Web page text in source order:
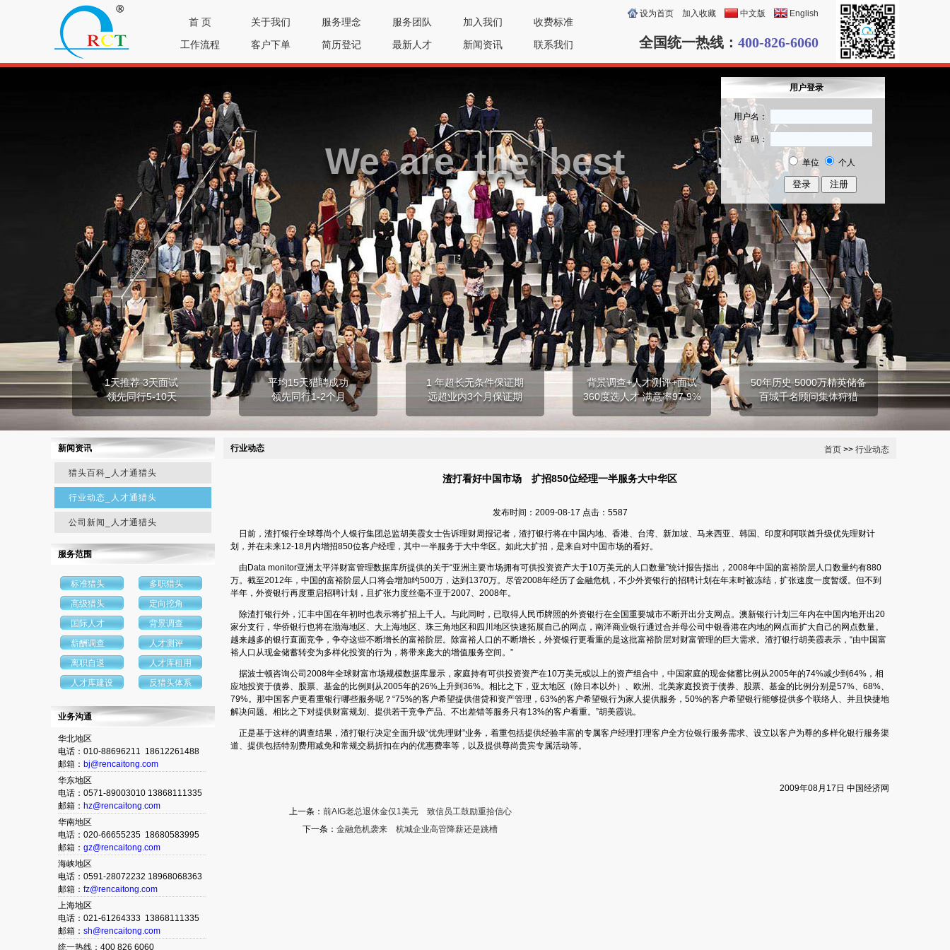
首 页 关于我们 服务理念 服务团队 加入我们
收费标准
工作流程
客户下单 简历登记 最新人才 新闻资讯 联系我们
设为首页 加入收藏 中文版 English
全国统一热线： 400-826-6060
We are the best
用户登录
用户名：
密 码：
单位 个人
1天推荐 3天面试
领先同行5-10天
平均15天猎聘成功
领先同行1-2个月
1 年超长无条件保证期
远超业内3个月保证期
背景调查+人才测评+面试
360度选人才 满意率97.9%
50年历史 5000万精英储备
百城千名顾问集体狩猎
新闻资讯
猎头百科_人才通猎头
行业动态_人才通猎头
公司新闻_人才通猎头
服务范围
标准猎头
多职猎头
高级猎头
定向挖角
国际人才
背景调查
薪酬调查
人才测评
离职自退
人才库租用
人才库建设
反猎头体系
业务沟通
华北地区
电话：010-88696211 18612261488
邮箱： bj@rencaitong.com
华东地区
电话：0571-89003010 13868111335
邮箱： hz@rencaitong.com
华南地区
电话：020-66655235 18680583995
邮箱： gz@rencaitong.com
海峡地区
电话：0591-28072232 18968068363
邮箱： fz@rencaitong.com
上海地区
电话：021-61264333 13868111335
邮箱： sh@rencaitong.com
统一热线：400 826 6060
首页 >> 行业动态
行业动态
渣打看好中国市场 扩招850位经理一半服务大中华区
发布时间：2009-08-17 点击：5587
日前，渣打银行全球尊尚个人银行集团总监胡美霞女士告诉理财周报记者，渣打银行将在中国内地、香港、台湾、新加坡、马来西亚、韩国、印度和阿联酋升级优先理财计
划，并在未来12-18月内增招850位客户经理，其中一半服务于大中华区。如此大扩招，是来自对中国市场的看好。
由Data monitor亚洲太平洋财富管理数据库所提供的关于“亚洲主要市场拥有可供投资资产大于10万美元的人口数量”统计报告指出，2008年中国的富裕阶层人口数量约有880
万。截至2012年，中国的富裕阶层人口将会增加约500万，达到1370万。尽管2008年经历了金融危机，不少外资银行的招聘计划在年末时被冻结，扩张速度一度暂缓。但不到
半年，外资银行再度重启招聘计划，且扩张力度丝毫不亚于2007、2008年。
除渣打银行外，汇丰中国在年初时也表示将扩招上千人。与此同时，已取得人民币牌照的外资银行在全国重要城市不断开出分支网点。澳新银行计划三年内在中国内地开出20
家分支行，华侨银行也将在渤海地区、大上海地区、珠三角地区和四川地区快速拓展自己的网点，南洋商业银行通过合并母公司中银香港在内地的网点而扩大自己的网点数量。
越来越多的银行直面竞争，争夺这些不断增长的富裕阶层。除富裕人口的不断增长，外资银行更看重的是这批富裕阶层对财富管理的巨大需求。渣打银行胡美霞表示，“由中国富
裕人口从现金储蓄转变为多样化投资的行为，将带来庞大的增值服务空间。”
据波士顿咨询公司2008年全球财富市场规模数据库显示，家庭持有可供投资资产在10万美元或以上的资产组合中，中国家庭的现金储蓄比例从2005年的74%减少到64%，相
应地投资于债券、股票、基金的比例则从2005年的26%上升到36%。相比之下，亚太地区（除日本以外）、欧洲、北美家庭投资于债券、股票、基金的比例分别是57%、68%、
79%。那中国客户更看重银行哪些服务呢？“75%的客户希望提供借贷和资产管理，63%的客户希望银行为家人提供服务，50%的客户希望银行能够提供多个联络人、并且快捷地
解决问题。相比之下对提供财富规划、提供若干竞争产品、不出差错等服务只有13%的客户看重。”胡美霞说。
正是基于这样的调查结果，渣打银行决定全面升级“优先理财”业务，着重包括提供经验丰富的专属客户经理打理客户全方位银行服务需求、设立以客户为尊的多样化银行服务渠
道、提供包括特别费用减免和常规交易折扣在内的优惠费率等，以及提供尊尚贵宾专属活动等。
2009年08月17日 中国经济网
上一条： 前AIG老总退休金仅1美元 致信员工鼓励重拾信心
下一条： 金融危机袭来 杭城企业高管降薪还是跳槽